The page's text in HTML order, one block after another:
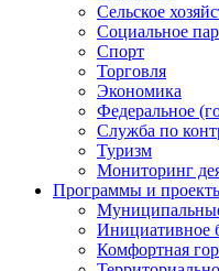
Сельское
Социальное
Спорт
Торговля
Экономика
Федеральное
Служба по
Туризм
Мониторинг
Программы и
Инициативное
Комфортная